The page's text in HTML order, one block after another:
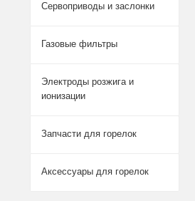
Сервоприводы и заслонки
Газовые фильтры
Электроды розжига и
ионизации
Запчасти для горелок
Аксессуары для горелок